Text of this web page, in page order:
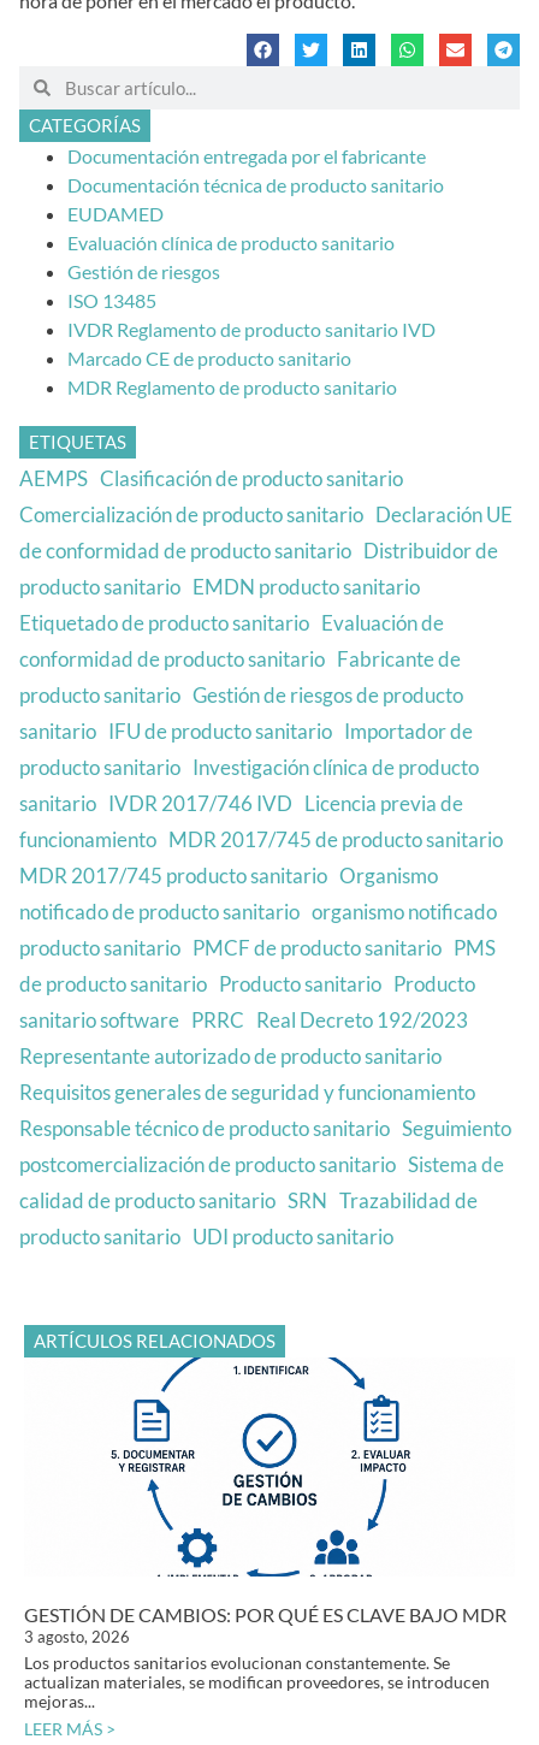
CATEGORÍAS
Documentación entregada por el fabricante
Documentación técnica de producto sanitario
EUDAMED
Evaluación clínica de producto sanitario
Gestión de riesgos
ISO 13485
IVDR Reglamento de producto sanitario IVD
Marcado CE de producto sanitario
MDR Reglamento de producto sanitario
ETIQUETAS
AEMPS Clasificación de producto sanitario
Comercialización de producto sanitario Declaración UE
de conformidad de producto sanitario Distribuidor de
producto sanitario EMDN producto sanitario
Etiquetado de producto sanitario Evaluación de
conformidad de producto sanitario Fabricante de
producto sanitario Gestión de riesgos de producto
sanitario IFU de producto sanitario Importador de
producto sanitario Investigación clínica de producto
sanitario IVDR 2017/746 IVD Licencia previa de
funcionamiento MDR 2017/745 de producto sanitario
MDR 2017/745 producto sanitario Organismo
notificado de producto sanitario organismo notificado
producto sanitario PMCF de producto sanitario PMS
de producto sanitario Producto sanitario Producto
sanitario software PRRC Real Decreto 192/2023
Representante autorizado de producto sanitario
Requisitos generales de seguridad y funcionamiento
Responsable técnico de producto sanitario Seguimiento
postcomercialización de producto sanitario Sistema de
calidad de producto sanitario SRN Trazabilidad de
producto sanitario UDI producto sanitario
ARTÍCULOS RELACIONADOS
GESTIÓN DE CAMBIOS: POR QUÉ ES CLAVE BAJO MDR
3 agosto, 2026
Los productos sanitarios evolucionan constantemente. Se
actualizan materiales, se modifican proveedores, se introducen
mejoras...
LEER MÁS >